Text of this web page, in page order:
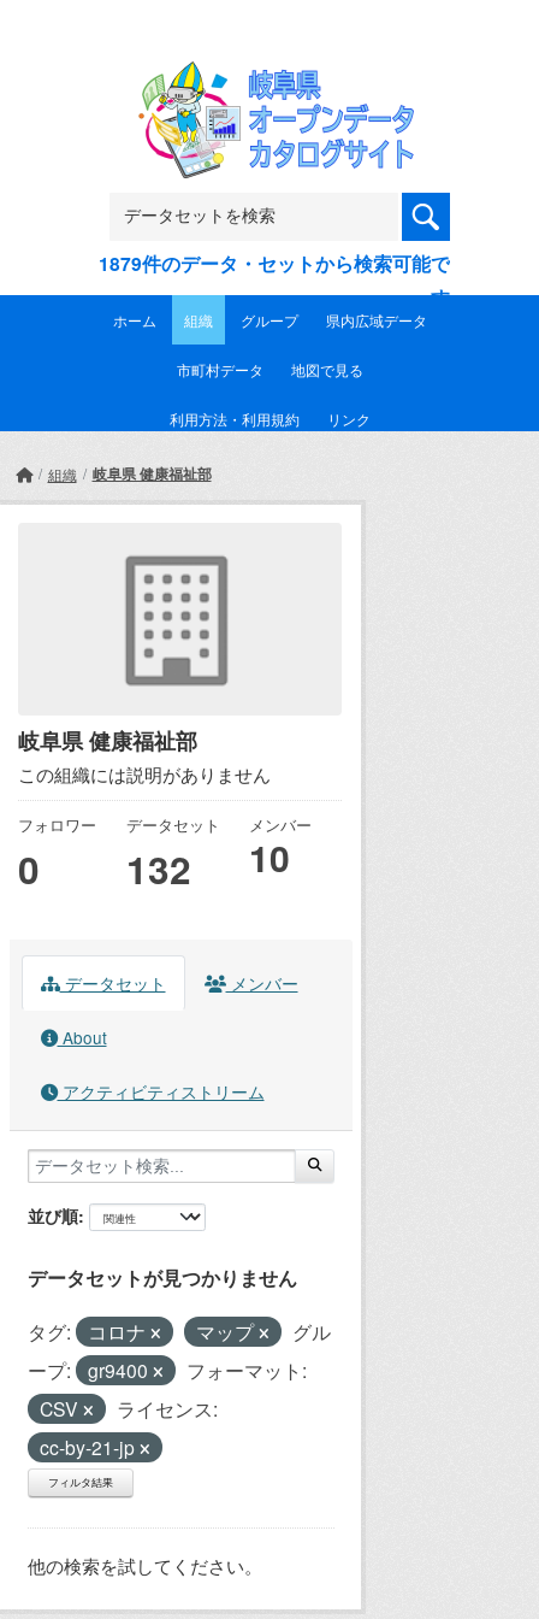
1879件のデータ・セットから検索可能で
す
ホーム 組織 グループ 県内広域データ
市町村データ 地図で見る
利用方法・利用規約 リンク
組織 岐阜県 健康福祉部
岐阜県 健康福祉部
この組織には説明がありません
フォロワー
0
データセット
132
メンバー
10
データセット メンバー
About
アクティビティストリーム
並び順
データセットが見つかりません
タグ: コロナ マップ
グル
ープ:
gr9400
フォーマット:
CSV
ライセンス:
cc-by-21-jp
フィルタ結果
他の検索を試してください。